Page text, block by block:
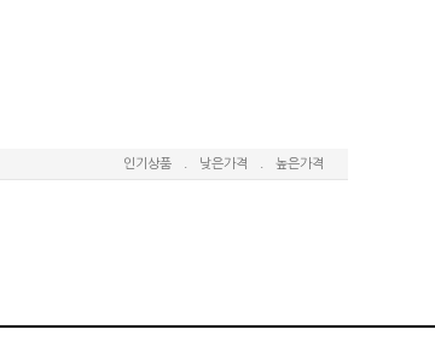
인기상품 낮은가격 높은가격